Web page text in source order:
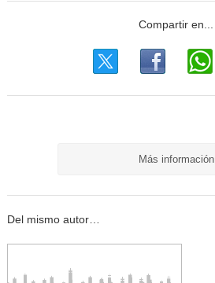
Más información
Del mismo autor…